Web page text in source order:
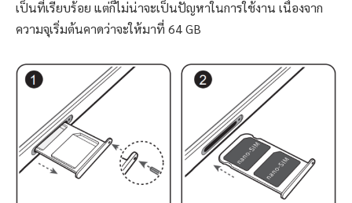
เป็นที่เรียบร้อย แต่ก็ไม่น่าจะเป็นปัญหาในการใช้งาน เนื่องจาก
ความจุเริ่มต้นคาดว่าจะให้มาที่ 64 GB